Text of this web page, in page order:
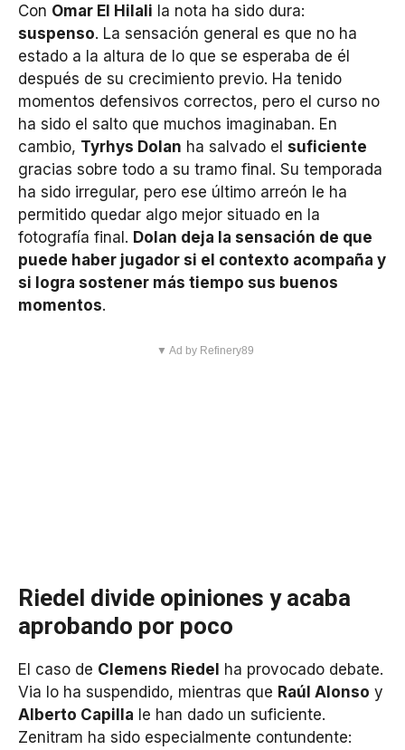
Con Omar El Hilali la nota ha sido dura:
suspenso. La sensación general es que no ha
estado a la altura de lo que se esperaba de él
después de su crecimiento previo. Ha tenido
momentos defensivos correctos, pero el curso no
ha sido el salto que muchos imaginaban. En
cambio, Tyrhys Dolan ha salvado el suficiente
gracias sobre todo a su tramo final. Su temporada
ha sido irregular, pero ese último arreón le ha
permitido quedar algo mejor situado en la
fotografía final. Dolan deja la sensación de que
puede haber jugador si el contexto acompaña y
si logra sostener más tiempo sus buenos
momentos.
▼ Ad by Refinery89
Riedel divide opiniones y acaba
aprobando por poco
El caso de Clemens Riedel
ha provocado debate.
Via lo ha suspendido, mientras que Raúl Alonso y
Alberto Capilla le han dado un suficiente.
Zenitram ha sido especialmente contundente: